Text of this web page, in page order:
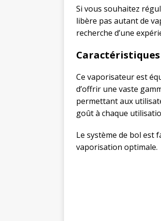
Si vous souhaitez
libère pas autant de
recherche d’une
Caractéristiques
Ce vaporisateur est
d’offrir une vaste
permettant aux
goût à chaque
Le système de bol est
vaporisation optimale.